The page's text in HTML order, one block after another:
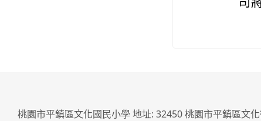
桃園市平鎮區文化國民小學 地址: 32450 桃園市平鎮區文